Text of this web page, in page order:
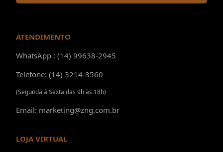
ATENDIMENTO
WhatsApp : (14) 99638-2945
Telefone: (14) 3214-3560
(Segunda à Sexta das 9h às 18h)
Email: marketing@zng.com.br
LOJA VIRTUAL